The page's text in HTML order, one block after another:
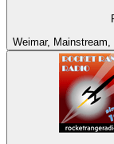
Weimar,